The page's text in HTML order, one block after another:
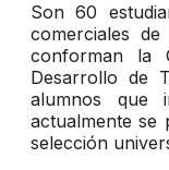
Son 60
comerciales
conforman la
Desarrollo de
alumnos que
actualmente se
selección